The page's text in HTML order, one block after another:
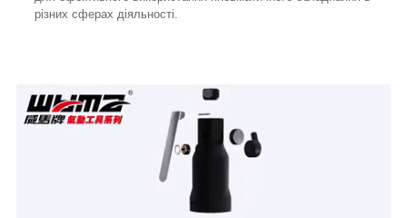
різних сферах діяльності.